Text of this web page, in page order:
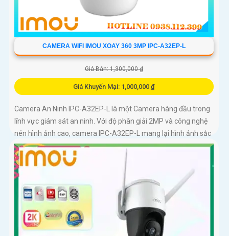
CAMERA WIFI IMOU XOAY 360 3MP IPC-A32EP-L
Giá Bán: 1,300,000 ₫
Giá Khuyến Mại: 1,000,000 ₫
Camera An Ninh IPC-A32EP-L là một Camera hàng đầu trong
lĩnh vực giám sát an ninh. Với độ phân giải 2MP và công nghệ
nén hình ảnh cao, camera IPC-A32EP-L mang lại hình ảnh sắc
nét và chất lượng cao